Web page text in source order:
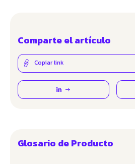
Comparte el artículo
Copiar link
Glosario de Producto